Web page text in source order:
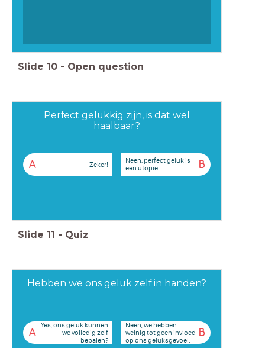
Slide 10 - Open question
Perfect gelukkig zijn, is dat wel
haalbaar?
A Zeker! B
Neen, perfect geluk is
een utopie.
Slide 11 - Quiz
Hebben we ons geluk zelf in handen?
A
Yes, ons geluk kunnen
we volledig zelf
bepalen?
B
Neen, we hebben
weinig tot geen invloed
op ons geluksgevoel.